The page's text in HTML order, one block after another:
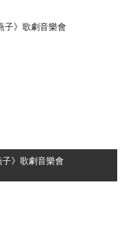
，培養扶植優秀及具發展
寫人才，開創文學創作多元
子》歌劇音樂會